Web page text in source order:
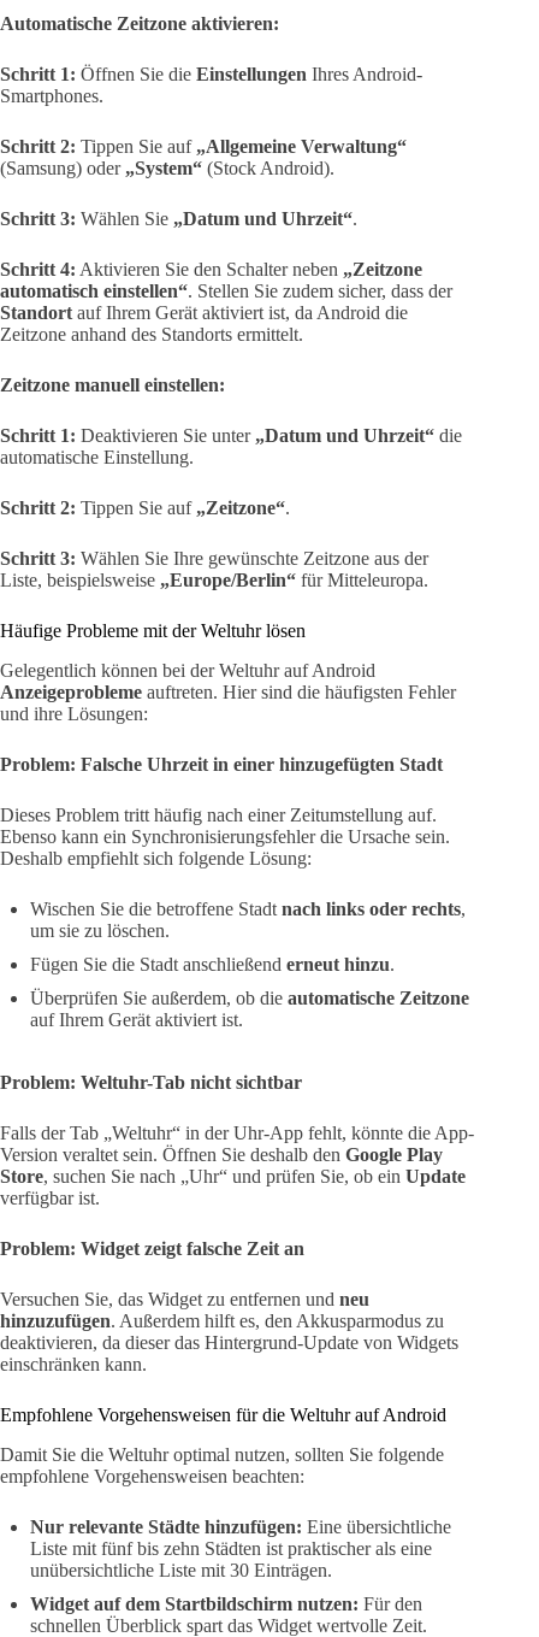
Automatische Zeitzone aktivieren:
Schritt 1: Öffnen Sie die Einstellungen Ihres Android-
Smartphones.
Schritt 2: Tippen Sie auf „Allgemeine Verwaltung“
(Samsung) oder „System“ (Stock Android).
Schritt 3: Wählen Sie „Datum und Uhrzeit“.
Schritt 4: Aktivieren Sie den Schalter neben „Zeitzone
automatisch einstellen“. Stellen Sie zudem sicher, dass der
Standort auf Ihrem Gerät aktiviert ist, da Android die
Zeitzone anhand des Standorts ermittelt.
Zeitzone manuell einstellen:
Schritt 1: Deaktivieren Sie unter „Datum und Uhrzeit“ die
automatische Einstellung.
Schritt 2: Tippen Sie auf „Zeitzone“.
Schritt 3: Wählen Sie Ihre gewünschte Zeitzone aus der
Liste, beispielsweise „Europe/Berlin“ für Mitteleuropa.
Häufige Probleme mit der Weltuhr lösen
Gelegentlich können bei der Weltuhr auf Android
Anzeigeprobleme auftreten. Hier sind die häufigsten Fehler
und ihre Lösungen:
Problem: Falsche Uhrzeit in einer hinzugefügten Stadt
Dieses Problem tritt häufig nach einer Zeitumstellung auf.
Ebenso kann ein Synchronisierungsfehler die Ursache sein.
Deshalb empfiehlt sich folgende Lösung:
Wischen Sie die betroffene Stadt nach links oder rechts,
um sie zu löschen.
Fügen Sie die Stadt anschließend erneut hinzu.
Überprüfen Sie außerdem, ob die automatische Zeitzone
auf Ihrem Gerät aktiviert ist.
Problem: Weltuhr-Tab nicht sichtbar
Falls der Tab „Weltuhr“ in der Uhr-App fehlt, könnte die App-
Version veraltet sein. Öffnen Sie deshalb den Google Play
Store, suchen Sie nach „Uhr“ und prüfen Sie, ob ein Update
verfügbar ist.
Problem: Widget zeigt falsche Zeit an
Versuchen Sie, das Widget zu entfernen und neu
hinzuzufügen. Außerdem hilft es, den Akkusparmodus zu
deaktivieren, da dieser das Hintergrund-Update von Widgets
einschränken kann.
Empfohlene Vorgehensweisen für die Weltuhr auf Android
Damit Sie die Weltuhr optimal nutzen, sollten Sie folgende
empfohlene Vorgehensweisen beachten:
Nur relevante Städte hinzufügen: Eine übersichtliche
Liste mit fünf bis zehn Städten ist praktischer als eine
unübersichtliche Liste mit 30 Einträgen.
Widget auf dem Startbildschirm nutzen: Für den
schnellen Überblick spart das Widget wertvolle Zeit.